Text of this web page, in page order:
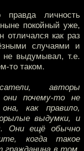
личность
покойный уже,
отличался как раз
случаями и
не выдумывал, т.е.
то таком.
авторы
они почему-то не
как правило,
выдумки, и
Они ещё обычно
когда такое